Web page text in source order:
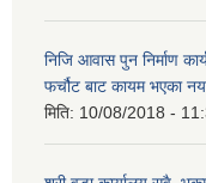
निजि आवास पुन निर्माण
फर्चौट बाट कायम भएका
मिति: 10/08/2018 -